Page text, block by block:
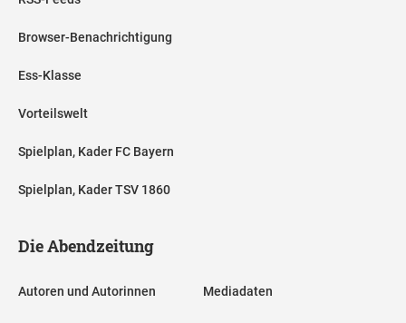
Browser-Benachrichtigung
Ess-Klasse
Vorteilswelt
Spielplan, Kader FC Bayern
Spielplan, Kader TSV 1860
Die Abendzeitung
Autoren und Autorinnen Mediadaten